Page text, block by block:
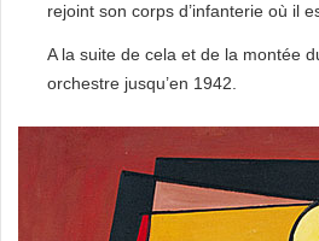
rejoint son corps d’infanterie où il
A la suite de cela et de la montée
orchestre jusqu’en 1942.